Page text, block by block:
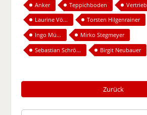
Anker Teppichboden
Vertrieb
Laurine Vö...
Torsten Hilgenrainer
Ingo Mü...
Mirko Stegmeyer
Sebastian Schrö...
Birgit Neubauer
Zurück